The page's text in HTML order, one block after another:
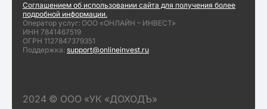
Соглашением об использовании сайта для получения более
подробной информации.
Оператор услуг: ООО «ОНЛАЙН – ИНВЕСТ»
ИНН 7841467519
ОГРН 1127847379351
Поддержка: support@onlineinvest.ru
2024 © ООО «УК «ДОХОДЪ»